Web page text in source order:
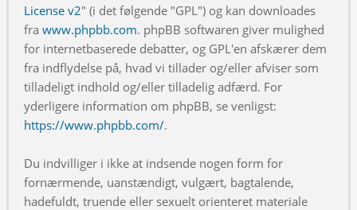
License v2" (i det følgende "GPL") og kan downloades
fra www.phpbb.com. phpBB softwaren giver mulighed
for internetbaserede debatter, og GPL'en afskærer dem
fra indflydelse på, hvad vi tillader og/eller afviser som
tilladeligt indhold og/eller tilladelig adfærd. For
yderligere information om phpBB, se venligst:
https://www.phpbb.com/.
Du indvilliger i ikke at indsende nogen form for
fornærmende, uanstændigt, vulgært, bagtalende,
hadefuldt, truende eller sexuelt orienteret materiale